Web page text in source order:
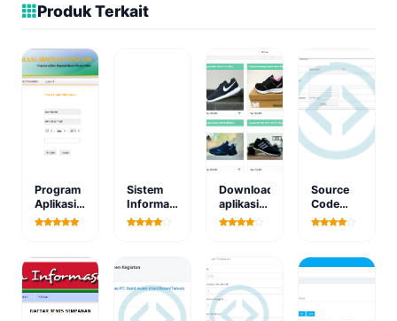
Produk Terkait
Program
Aplikasi
Koperasi
Sistem
Informasi
Akademik
Download
aplikasi
ecommerce
berbasis
Source
Code
Aplikasi
Berbasis